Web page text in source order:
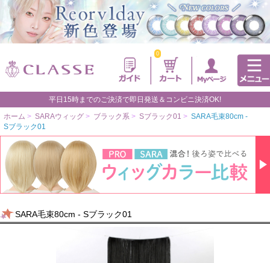
0
平日15時までのご決済で即日発送＆コンビニ決済OK!
ホーム > SARAウィッグ > ブラック系 > Sブラック01 > SARA毛束80cm -
Sブラック01
SARA毛束80cm - Sブラック01